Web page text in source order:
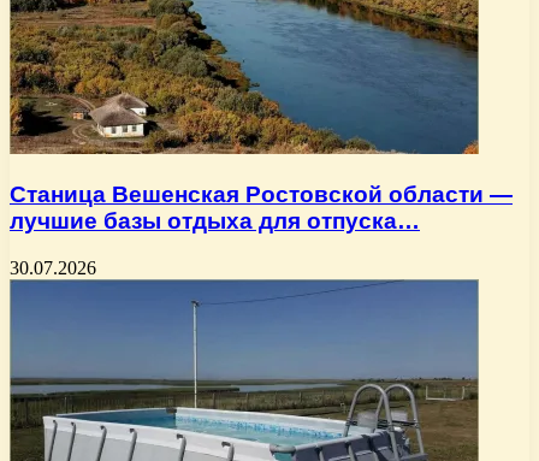
Станица Вешенская Ростовской области —
лучшие базы отдыха для отпуска…
30.07.2026